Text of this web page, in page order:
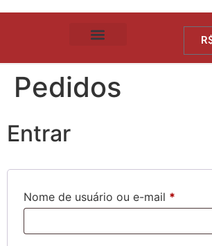
Pedidos
Entrar
Nome de usuário ou e-mail *